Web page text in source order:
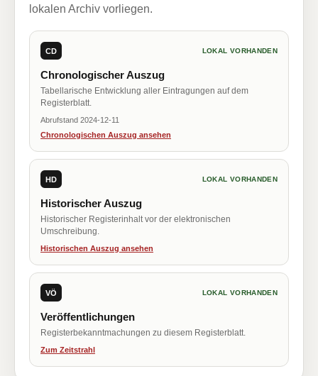
lokalen Archiv vorliegen.
CD LOKAL VORHANDEN
Chronologischer Auszug
Tabellarische Entwicklung aller Eintragungen auf dem
Registerblatt.
Abrufstand 2024-12-11
Chronologischen Auszug ansehen
HD LOKAL VORHANDEN
Historischer Auszug
Historischer Registerinhalt vor der elektronischen
Umschreibung.
Historischen Auszug ansehen
VÖ LOKAL VORHANDEN
Veröffentlichungen
Registerbekanntmachungen zu diesem Registerblatt.
Zum Zeitstrahl